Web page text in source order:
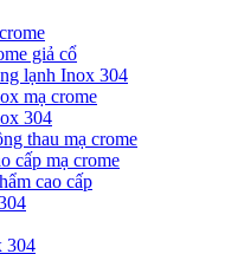
giả cổ
lạnh Inox 304
mạ crome
304
thau mạ crome
cấp mạ crome
cao cấp
304